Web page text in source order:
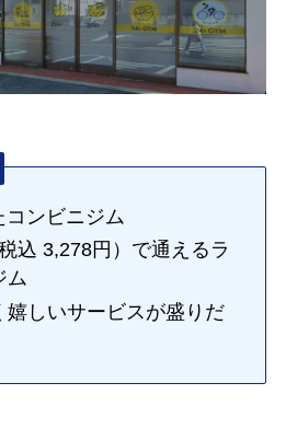
ンビニジム
込 3,278円）で通えるラ
ム
嬉しいサービスが盛りだ